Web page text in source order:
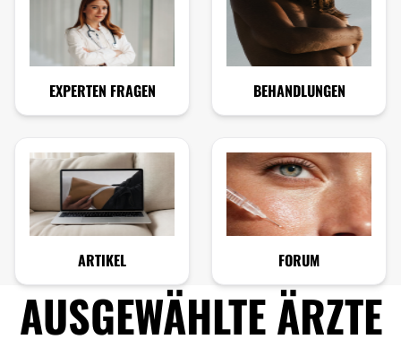
EXPERTEN FRAGEN BEHANDLUNGEN
ARTIKEL FORUM
AUSGEWÄHLTE ÄRZTE